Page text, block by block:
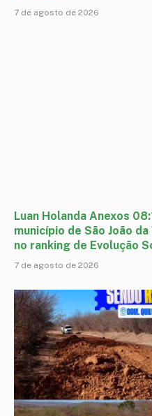
7 de agosto de 2026
Luan Holanda Anexos
município de São João
no ranking de Evolução
7 de agosto de 2026